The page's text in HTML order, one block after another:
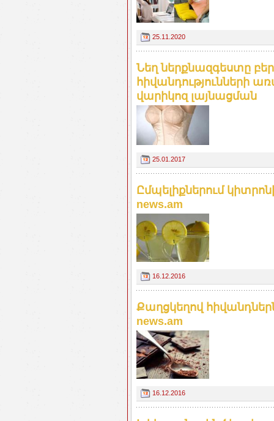
25.11.2020
Նեղ ներքնազգեստը
հիվանդությունների
վարիկոզ լայնացման
25.01.2017
Ըմպելիքներում
news.am
16.12.2016
Քաղցկեղով
news.am
16.12.2016